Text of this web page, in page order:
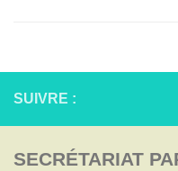
SUIVRE :
SECRÉTARIAT